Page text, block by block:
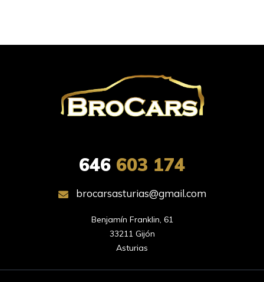
646 603 174
brocarsasturias@gmail.com
Benjamín Franklin, 61
33211 Gijón
Asturias